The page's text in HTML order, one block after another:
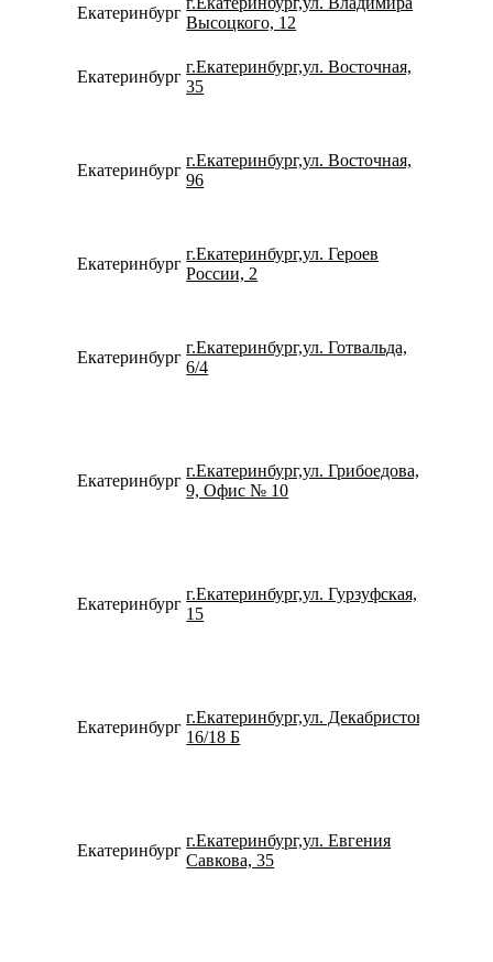
Екатеринбург
Высоцкого, 12
Екатеринбург
г.Екатеринбург,ул. Восточная,
35
Екатеринбург
г.Екатеринбург,ул. Восточная,
96
Екатеринбург
г.Екатеринбург,ул. Героев
России, 2
Екатеринбург
г.Екатеринбург,ул. Готвальда,
6/4
Екатеринбург
г.Екатеринбург,ул. Грибоедова,
9, Офис № 10
Екатеринбург
г.Екатеринбург,ул. Гурзуфская,
15
Екатеринбург
г.Екатеринбург,ул. Декабристов,
16/18 Б
Екатеринбург
г.Екатеринбург,ул. Евгения
Савкова, 35